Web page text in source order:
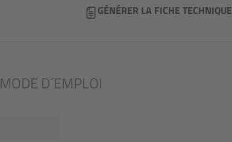
GÉNÉRER LA FICHE TECHNIQUE
MODE D´EMPLOI